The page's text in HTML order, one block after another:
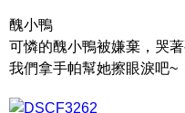
醜小鴨
可憐的醜小鴨被嫌棄，哭
我們拿手帕幫她擦眼淚吧~